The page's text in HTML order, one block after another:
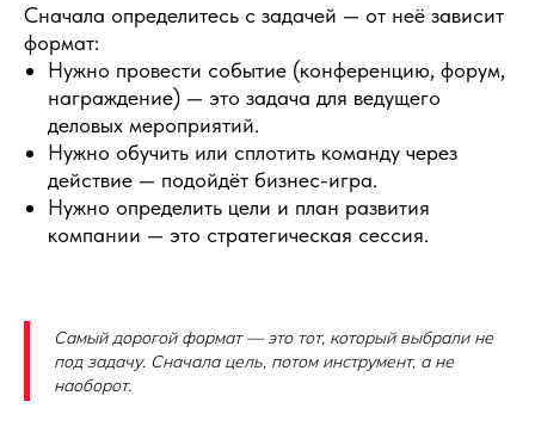
Сначала определитесь с задачей — от неё зависит
формат:
Нужно провести событие (конференцию, форум,
награждение) — это задача для ведущего
деловых мероприятий.
Нужно обучить или сплотить команду через
действие — подойдёт бизнес-игра.
Нужно определить цели и план развития
компании — это стратегическая сессия.
Самый дорогой формат — это тот, который выбрали не
под задачу. Сначала цель, потом инструмент, а не
наоборот.